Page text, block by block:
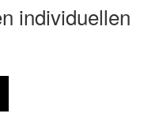
individuellen